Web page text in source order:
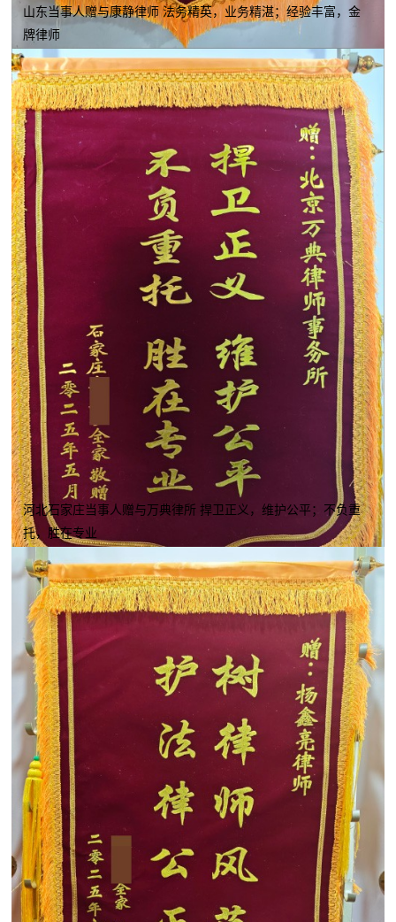
山东当事人赠与康静律师 法务精英，业务精湛；经验丰富，金
牌律师
河北石家庄当事人赠与万典律所 捍卫正义，维护公平；不负重
托，胜在专业